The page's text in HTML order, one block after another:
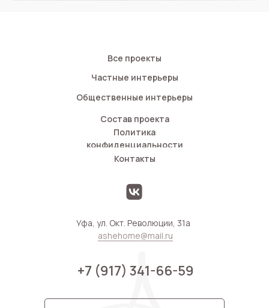
+7 (917) 341-66-59
Уфа, ул. Окт. Революции, 31а
ashehome@mail.ru
Все проекты
Частные интерьеры
Общественные интерьеры
Состав проекта
Политика
конфиденциальности
Контакты